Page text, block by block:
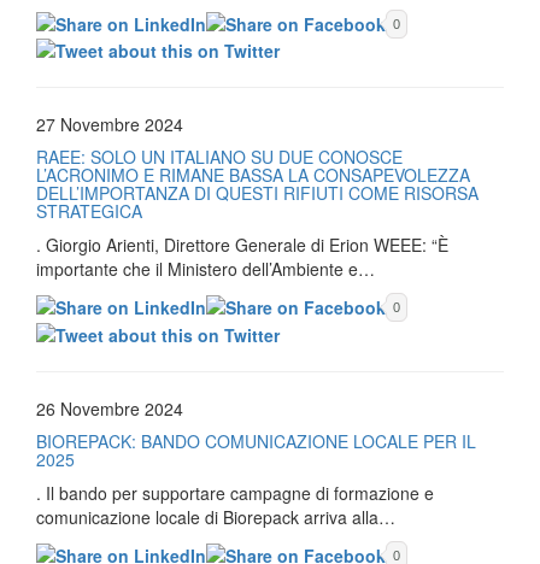
0
27 Novembre 2024
RAEE: SOLO UN ITALIANO SU DUE CONOSCE
L’ACRONIMO E RIMANE BASSA LA CONSAPEVOLEZZA
DELL’IMPORTANZA DI QUESTI RIFIUTI COME RISORSA
STRATEGICA
. Giorgio Arienti, Direttore Generale di Erion WEEE: “È
importante che il Ministero dell’Ambiente e…
0
26 Novembre 2024
BIOREPACK: BANDO COMUNICAZIONE LOCALE PER IL
2025
. Il bando per supportare campagne di formazione e
comunicazione locale di Biorepack arriva alla…
0